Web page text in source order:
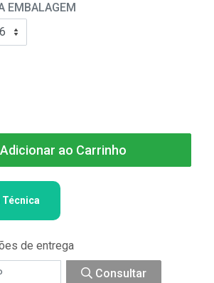
EMBALAGEM
Adicionar ao Carrinho
Técnica
de entrega
Consultar